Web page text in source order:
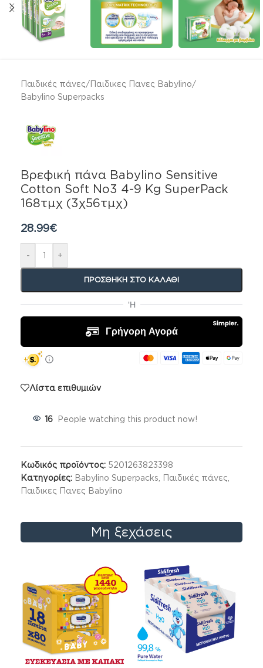
Παιδικές πάνες/Παιδικες Πανες Babylino/
Babylino Superpacks
Βρεφική πάνα Babylino Sensitive
Cotton Soft No3 4-9 Kg SuperPack
168τμχ (3χ56τμχ)
28.99€
- +
ΠΡΟΣΘΉΚΗ ΣΤΟ ΚΑΛΆΘΙ
Λίστα επιθυμιών
16 People watching this product now!
Κωδικός προϊόντος: 5201263823398
Κατηγορίες: Babylino Superpacks, Παιδικές πάνες,
Παιδικες Πανες Babylino
Μη ξεχάσεις